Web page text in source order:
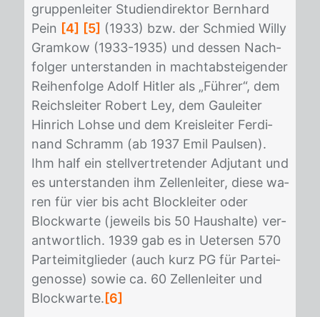
grup­pen­lei­ter Stu­di­en­di­rek­tor Bern­hard
Pein [4] [5] (1933) bzw. der Schmied Wil­ly
Gram­kow (1933-1935) und des­sen Nach­
fol­ger un­ter­stan­den in macht­ab­stei­gen­der
Rei­hen­fol­ge Adolf Hit­ler als „Füh­rer“, dem
Reichs­lei­ter Ro­bert Ley, dem Gau­lei­ter
Hin­rich Loh­se und dem Kreis­lei­ter Fer­di­
nand Schramm (ab 1937 Emil Paul­sen).
Ihm half ein stell­ver­tre­ten­der Ad­ju­tant und
es un­ter­stan­den ihm Zel­len­lei­ter, die­se wa­
ren für vier bis acht Block­lei­ter oder
Block­war­te (je­weils bis 50 Haus­hal­te) ver­
ant­wort­lich. 1939 gab es in Ue­ter­sen 570
Par­tei­mit­glie­der (auch kurz PG für Par­tei­
ge­nos­se) so­wie ca. 60 Zel­len­lei­ter und
Block­war­te.[6]